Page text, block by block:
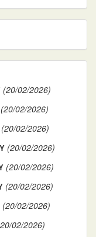
(20/02/2026)
(20/02/2026)
(20/02/2026)
(20/02/2026)
(20/02/2026)
(20/02/2026)
(20/02/2026)
02/2026)